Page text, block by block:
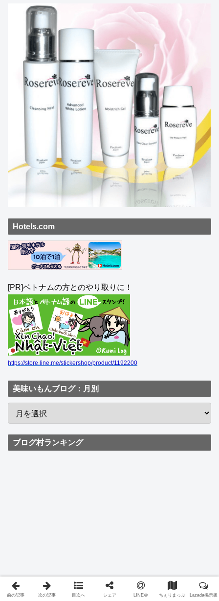
Hotels.com
[PR]ベトナムの方とのやり取りに！
https://store.line.me/stickershop/product/1192200
美味いもんブログ：月別
ブログ村ランキング
前の記事 次の記事 目次へ シェア LINE＠ ちぇりまっぷ Lazada掲示板